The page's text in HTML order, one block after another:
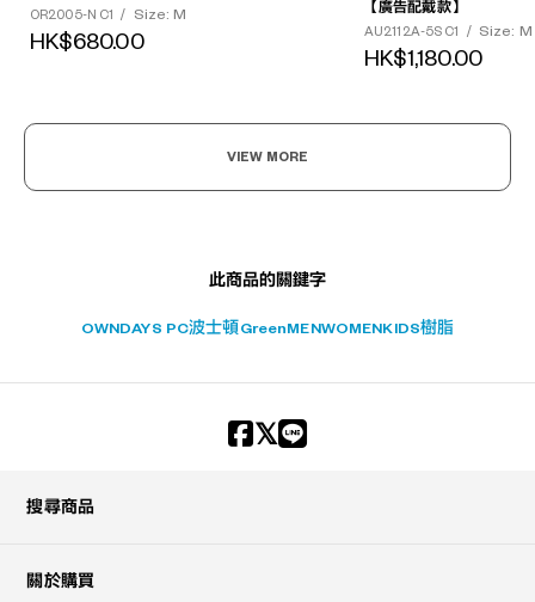
OR2005-N C1 / Size: M
HK$680.00
【廣告配戴款】
AU2112A-5S C1
/ Size: M
HK$1,180.00
VIEW MORE
此商品的關鍵字
OWNDAYS PC波士頓 Green MENWOMEN KIDS樹脂
搜尋商品
關於購買